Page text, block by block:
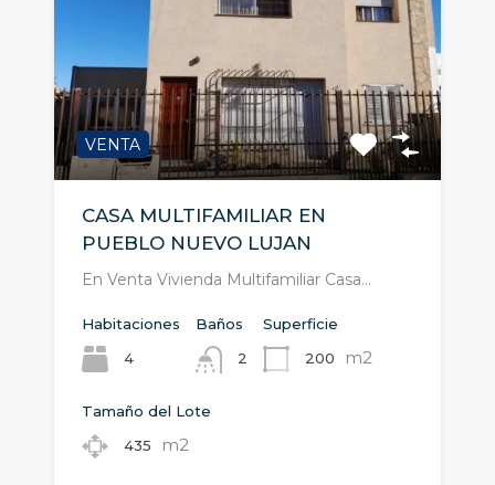
VENTA
CASA MULTIFAMILIAR EN
PUEBLO NUEVO LUJAN
En Venta Vivienda Multifamiliar Casa…
Habitaciones
4
Baños
2
Superficie
200
m2
Tamaño del Lote
435
m2